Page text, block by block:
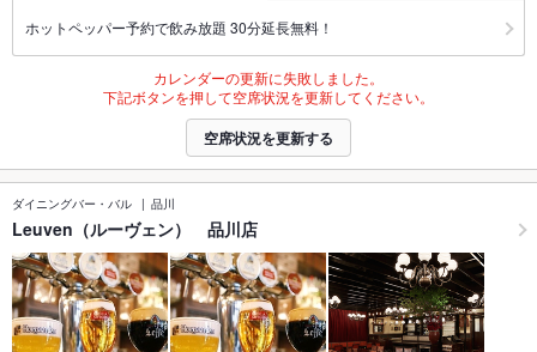
ホットペッパー予約で飲み放題 30分延長無料！
カレンダーの更新に失敗しました。
下記ボタンを押して空席状況を更新してください。
空席状況を更新する
ダイニングバー・バル 品川
Leuven（ルーヴェン） 品川店